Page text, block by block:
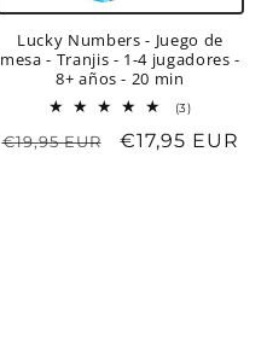
Lucky Numbers - Juego de
mesa - Tranjis - 1-4 jugadores -
8+ años - 20 min
(3)3
totales
Precio
€19,95 EUR
Precio
€17,95 EUR